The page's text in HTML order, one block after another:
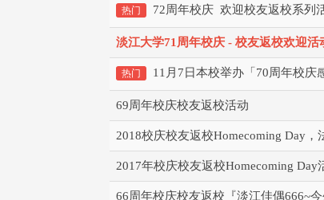
热门 72周年校庆 欢迎校友返校系列
淡江大学71周年校庆 - 校友返校欢迎活
热门 11月7日本校举办「70周年校庆
69周年校庆校友返校活动
2018校庆校友返校Homecoming Day
2017年校庆校友返校Homecoming Day
66周年校庆校友返校『淡江佳偶666~